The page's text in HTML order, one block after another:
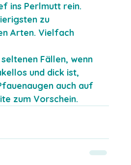
ins Perlmutt rein.
zu
Arten. Vielfach
Fällen, wenn
und dick ist,
auch auf
zum Vorschein.